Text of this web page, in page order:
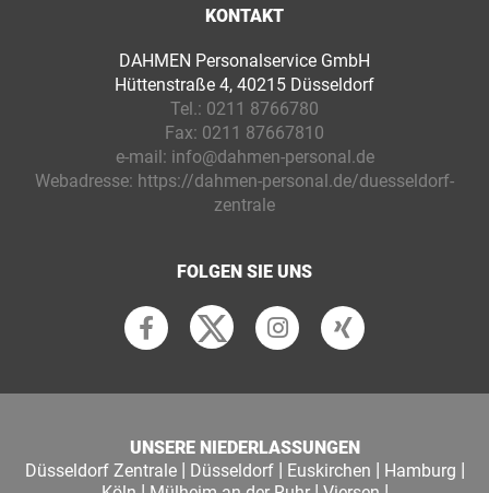
KONTAKT
DAHMEN Personalservice GmbH
Hüttenstraße 4, 40215 Düsseldorf
Tel.: 0211 8766780
Fax: 0211 87667810
e-mail: info@dahmen-personal.de
Webadresse: https://dahmen-personal.de/duesseldorf-
zentrale
FOLGEN SIE UNS
UNSERE NIEDERLASSUNGEN
Düsseldorf Zentrale| Düsseldorf| Euskirchen | Hamburg |